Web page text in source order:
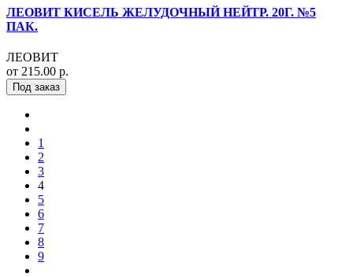
ЛЕОВИТ КИСЕЛЬ ЖЕЛУДОЧНЫЙ НЕЙТР. 20Г. №5
ПАК.
ЛЕОВИТ
от 215.00 р.
Под заказ
1
2
3
4
5
6
7
8
9